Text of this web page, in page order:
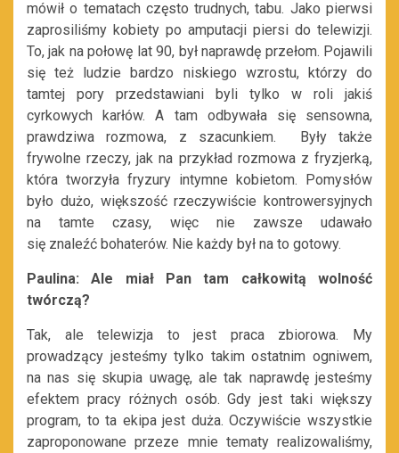
mówił o tematach często trudnych, tabu. Jako pierwsi
zaprosiliśmy kobiety po amputacji piersi do telewizji.
To, jak na połowę lat 90, był naprawdę przełom. Pojawili
się też ludzie bardzo niskiego wzrostu, którzy do
tamtej pory przedstawiani byli tylko w roli jakiś
cyrkowych karłów. A tam odbywała się sensowna,
prawdziwa rozmowa, z szacunkiem. Były także
frywolne rzeczy, jak na przykład rozmowa z fryzjerką,
która tworzyła fryzury intymne kobietom. Pomysłów
było dużo, większość rzeczywiście kontrowersyjnych
na tamte czasy, więc nie zawsze udawało
się znaleźć bohaterów. Nie każdy był na to gotowy.
Paulina: Ale miał Pan tam całkowitą wolność
twórczą?
Tak, ale telewizja to jest praca zbiorowa. My
prowadzący jesteśmy tylko takim ostatnim ogniwem,
na nas się skupia uwagę, ale tak naprawdę jesteśmy
efektem pracy różnych osób. Gdy jest taki większy
program, to ta ekipa jest duża. Oczywiście wszystkie
zaproponowane przeze mnie tematy realizowaliśmy,